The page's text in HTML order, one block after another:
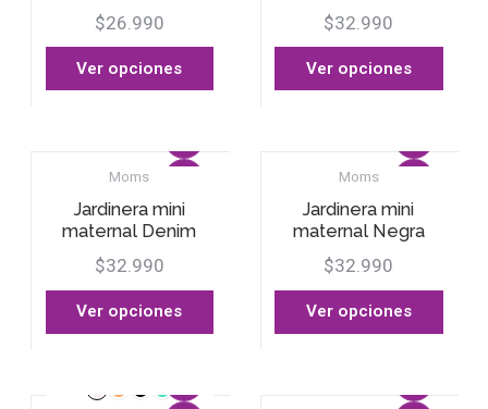
$26.990
Ver opciones
$32.990
Ver opciones
Moms
Jardinera mini
maternal Denim
$32.990
Ver opciones
Moms
Jardinera mini
maternal Negra
$32.990
Ver opciones